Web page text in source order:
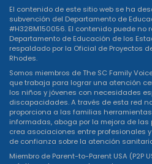
El contenido de este sitio web se ha
subvención del Departamento de
#H328M150056. El contenido puede no
Departamento de Educación de los
respaldado por la Oficial de Proyectos
Rhodes.
Somos miembros de The SC Family
que trabaja para lograr una atención
los niños y jóvenes con necesidades
discapacidades. A través de esta red
proporciona a las familias
informadas, aboga por la mejora de
crea asociaciones entre profesionales
de confianza sobre la atención
Miembro de Parent-to-Parent USA (P2P